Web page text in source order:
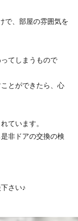
で、部屋の雰囲気を
てしまうもので
とができたら、心
ています。
非ドアの交換の検
さい♪